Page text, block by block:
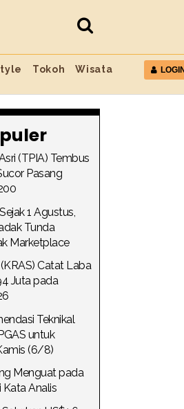
Tokoh Wisata
(TPIA) Tembus
Pasang
1 Agustus,
Tunda
Marketplace
Catat Laba
Juta pada
Teknikal
untuk
(6/8)
Menguat pada
Analis